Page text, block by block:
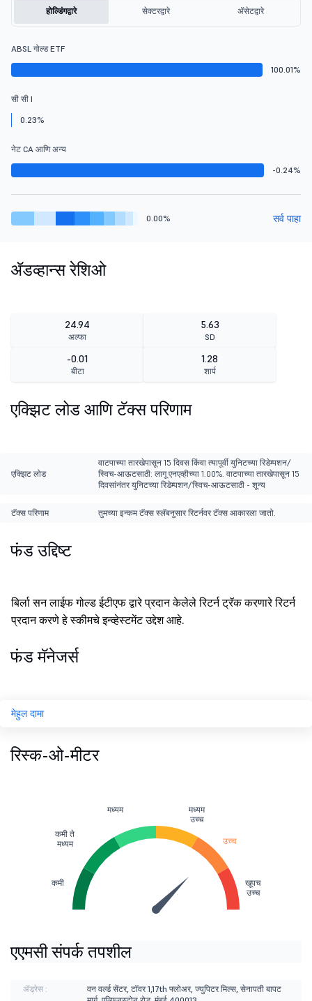
होल्डिंगद्वारे सेक्टरद्वारे ॲसेटद्वारे
ABSL गोल्ड ETF
100.01%
सी सी I
0.23%
नेट CA आणि अन्य
-0.24%
0.00% सर्व पाहा
ॲडव्हान्स रेशिओ
24.94
अल्फा
5.63
SD
-0.01
बीटा
1.28
शार्प
एक्झिट लोड आणि टॅक्स परिणाम
एक्झिट लोड
वाटपाच्या तारखेपासून 15 दिवस किंवा त्यापूर्वी युनिटच्या रिडेम्पशन/
स्विच-आऊटसाठी: लागू एनएव्हीच्या 1.00%. वाटपाच्या तारखेपासून 15
दिवसांनंतर युनिटच्या रिडेम्पशन/स्विच-आऊटसाठी - शून्य
टॅक्स परिणाम तुमच्या इन्कम टॅक्स स्लॅबनुसार रिटर्नवर टॅक्स आकारला जातो.
फंड उद्दिष्ट
बिर्ला सन लाईफ गोल्ड ईटीएफ द्वारे प्रदान केलेले रिटर्न ट्रॅक करणारे रिटर्न
प्रदान करणे हे स्कीमचे इन्व्हेस्टमेंट उद्देश आहे.
फंड मॅनेजर्स
मेहुल दामा
रिस्क-ओ-मीटर
कमी
कमी ते
मध्यम
मध्यम
मध्यम
उच्च
उच्च
खूपच
उच्च
एएमसी संपर्क तपशील
ॲड्रेस :
वन वर्ल्ड सेंटर, टॉवर 1,17th फ्लोअर, ज्युपिटर मिल्स, सेनापती बापट